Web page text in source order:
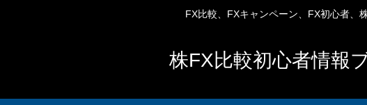
FX比較、FXキャンペーン、FX初心者、
株FX比較初心者情報